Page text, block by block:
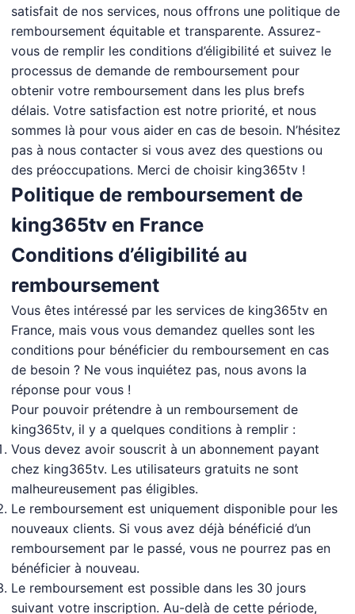
satisfait de nos services, nous offrons une politique de
remboursement équitable et transparente. Assurez-
vous de remplir les conditions d’éligibilité et suivez le
processus de demande de remboursement pour
obtenir votre remboursement dans les plus brefs
délais. Votre satisfaction est notre priorité, et nous
sommes là pour vous aider en cas de besoin. N’hésitez
pas à nous contacter si vous avez des questions ou
des préoccupations. Merci de choisir king365tv !
Politique de remboursement de
king365tv en France
Conditions d’éligibilité au
remboursement
Vous êtes intéressé par les services de king365tv en
France, mais vous vous demandez quelles sont les
conditions pour bénéficier du remboursement en cas
de besoin ? Ne vous inquiétez pas, nous avons la
réponse pour vous !
Pour pouvoir prétendre à un remboursement de
king365tv, il y a quelques conditions à remplir :
Vous devez avoir souscrit à un abonnement payant
chez king365tv. Les utilisateurs gratuits ne sont
malheureusement pas éligibles.
Le remboursement est uniquement disponible pour les
nouveaux clients. Si vous avez déjà bénéficié d’un
remboursement par le passé, vous ne pourrez pas en
bénéficier à nouveau.
Le remboursement est possible dans les 30 jours
suivant votre inscription. Au-delà de cette période,